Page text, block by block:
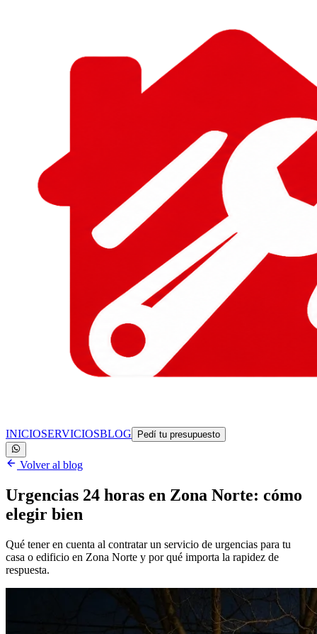
INICIOSERVICIOSBLOG Pedí tu presupuesto
Volver al blog
Urgencias 24 horas en Zona Norte: cómo
elegir bien
Qué tener en cuenta al contratar un servicio de urgencias para tu
casa o edificio en Zona Norte y por qué importa la rapidez de
respuesta.